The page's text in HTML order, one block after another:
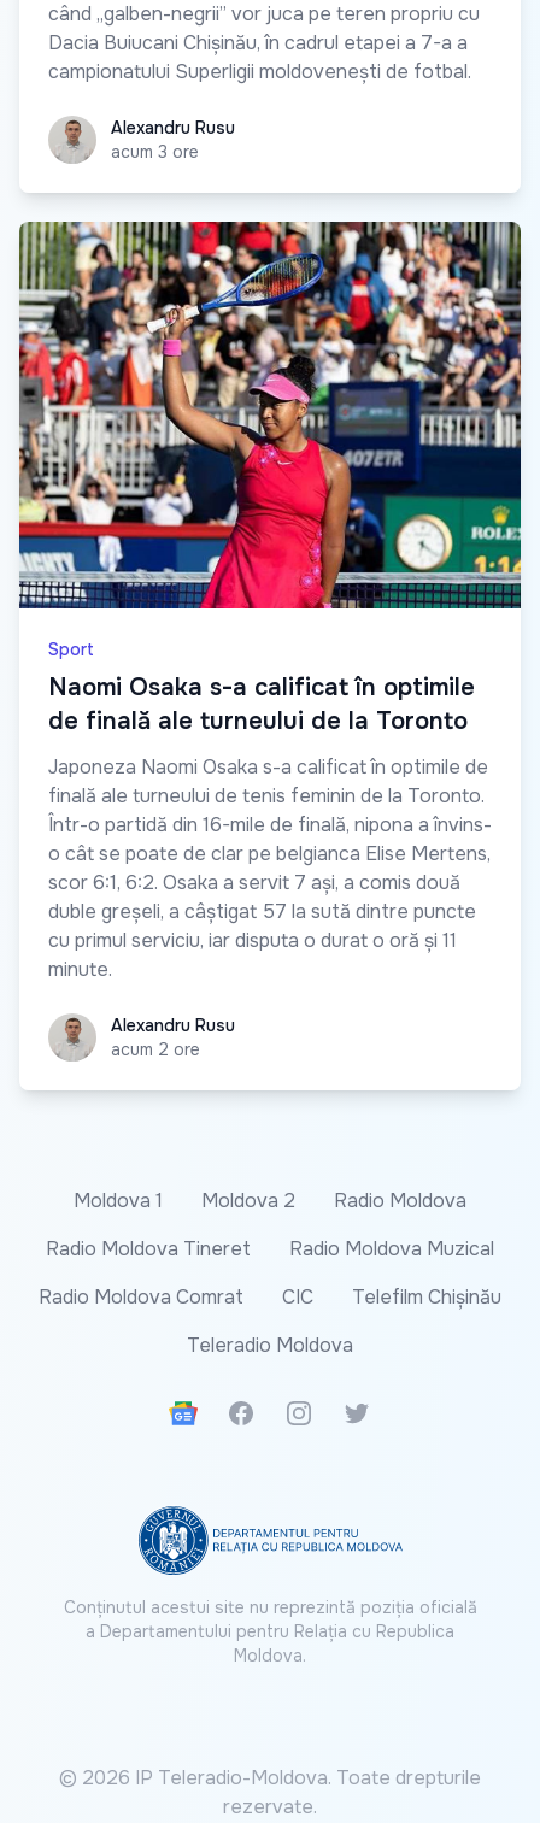
când „galben-negrii” vor juca pe teren propriu cu
Dacia Buiucani Chișinău, în cadrul etapei a 7-a a
campionatului Superligii moldovenești de fotbal.
Alexandru Rusu
Alexandru Rusu
acum 3 ore
Sport
Naomi Osaka s-a calificat în optimile
de finală ale turneului de la Toronto
Japoneza Naomi Osaka s-a calificat în optimile de
finală ale turneului de tenis feminin de la Toronto.
Într-o partidă din 16-mile de finală, nipona a învins-
o cât se poate de clar pe belgianca Elise Mertens,
scor 6:1, 6:2. Osaka a servit 7 ași, a comis două
duble greșeli, a câștigat 57 la sută dintre puncte
cu primul serviciu, iar disputa o durat o oră și 11
minute.
Alexandru Rusu
Alexandru Rusu
acum 2 ore
Moldova 1 Moldova 2
Radio Moldova
Radio Moldova Tineret
Radio Moldova Muzical
Radio Moldova Comrat
CIC
Telefilm Chișinău
Teleradio Moldova
Google News
FacebookInstagramTwitter
Conținutul acestui site nu reprezintă poziția oficială
a Departamentului pentru Relația cu Republica
Moldova.
© 2026 IP Teleradio-Moldova. Toate drepturile
rezervate.